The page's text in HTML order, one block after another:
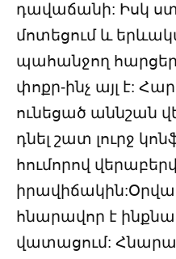
դավաճանի: Իսկ
մոտեցում և
պահանջող
փոքր-ինչ այլ է:
ունեցած աննշան
դնել շատ լուրջ
հումորով
իրավիճակին:Օրվա
հնարավոր է
վատացում: